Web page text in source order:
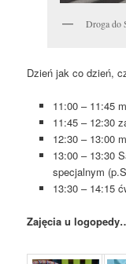
Droga do
Dzień jak co dzień,
11:00 – 11:45
11:45 – 12:30
12:30 – 13:00
13:00 – 13:30
specjalnym
13:30 – 14:15
Zajęcia u